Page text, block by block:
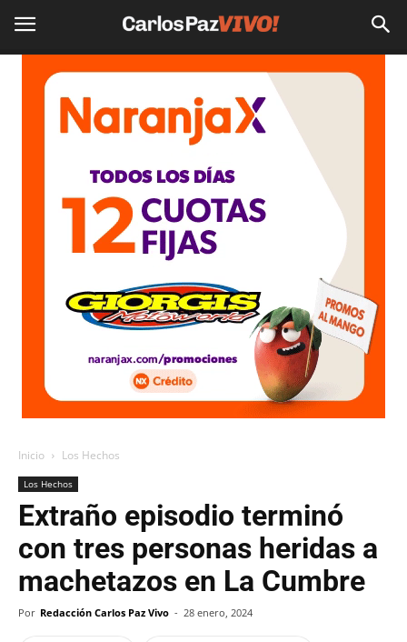
Inicio Los Hechos
Los Hechos
Extraño episodio terminó
con tres personas heridas a
machetazos en La Cumbre
Por Redacción Carlos Paz Vivo - 28 enero, 2024